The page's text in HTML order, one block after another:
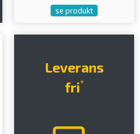
se produkt
Leverans
fri*